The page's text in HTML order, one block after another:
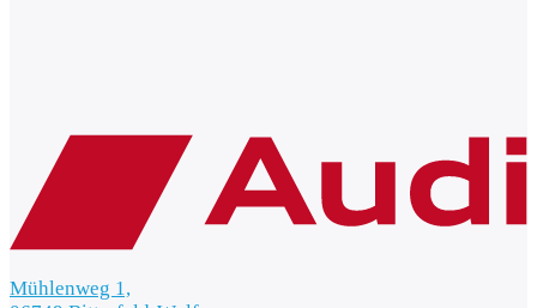
Mühlenweg 1,